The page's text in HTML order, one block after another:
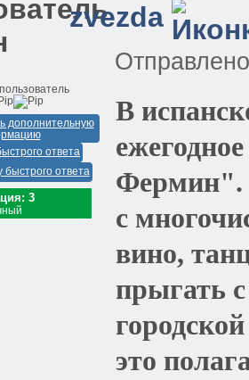
zvezda
3
В
Фермин".
с
вино,
прыгать
это